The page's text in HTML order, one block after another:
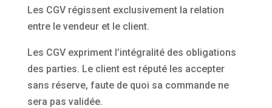
Les CGV régissent exclusivement la relation
entre le vendeur et le client.
Les CGV expriment l’intégralité des obligations
des parties. Le client est réputé les accepter
sans réserve, faute de quoi sa commande ne
sera pas validée.